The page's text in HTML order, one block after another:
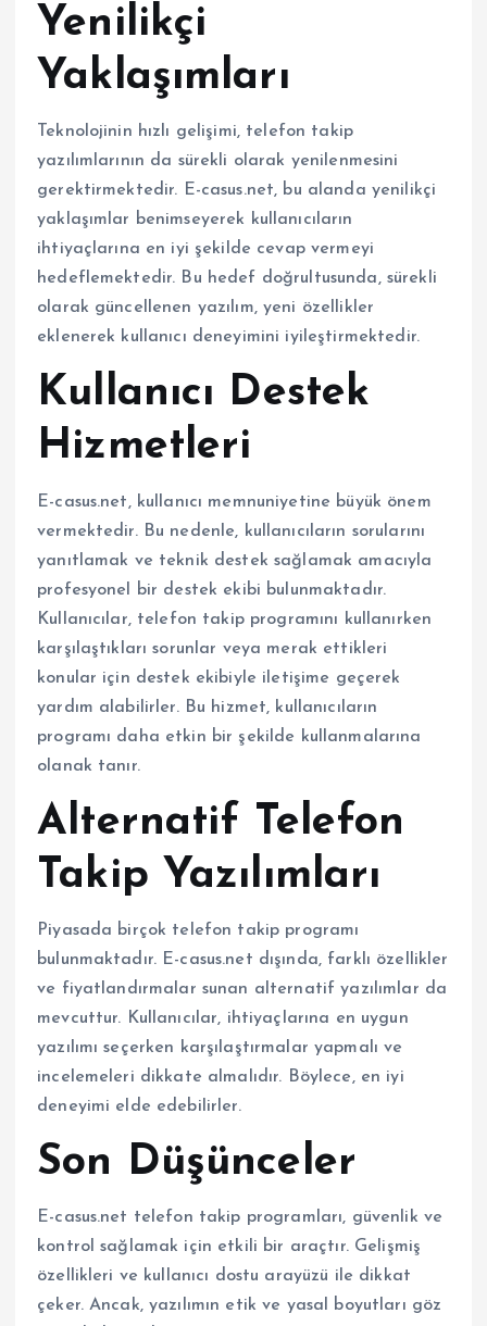
Yenilikçi
Yaklaşımları
Teknolojinin hızlı gelişimi, telefon takip
yazılımlarının da sürekli olarak yenilenmesini
gerektirmektedir. E-casus.net, bu alanda yenilikçi
yaklaşımlar benimseyerek kullanıcıların
ihtiyaçlarına en iyi şekilde cevap vermeyi
hedeflemektedir. Bu hedef doğrultusunda, sürekli
olarak güncellenen yazılım, yeni özellikler
eklenerek kullanıcı deneyimini iyileştirmektedir.
Kullanıcı Destek
Hizmetleri
E-casus.net, kullanıcı memnuniyetine büyük önem
vermektedir. Bu nedenle, kullanıcıların sorularını
yanıtlamak ve teknik destek sağlamak amacıyla
profesyonel bir destek ekibi bulunmaktadır.
Kullanıcılar, telefon takip programını kullanırken
karşılaştıkları sorunlar veya merak ettikleri
konular için destek ekibiyle iletişime geçerek
yardım alabilirler. Bu hizmet, kullanıcıların
programı daha etkin bir şekilde kullanmalarına
olanak tanır.
Alternatif Telefon
Takip Yazılımları
Piyasada birçok telefon takip programı
bulunmaktadır. E-casus.net dışında, farklı özellikler
ve fiyatlandırmalar sunan alternatif yazılımlar da
mevcuttur. Kullanıcılar, ihtiyaçlarına en uygun
yazılımı seçerken karşılaştırmalar yapmalı ve
incelemeleri dikkate almalıdır. Böylece, en iyi
deneyimi elde edebilirler.
Son Düşünceler
E-casus.net telefon takip programları, güvenlik ve
kontrol sağlamak için etkili bir araçtır. Gelişmiş
özellikleri ve kullanıcı dostu arayüzü ile dikkat
çeker. Ancak, yazılımın etik ve yasal boyutları göz